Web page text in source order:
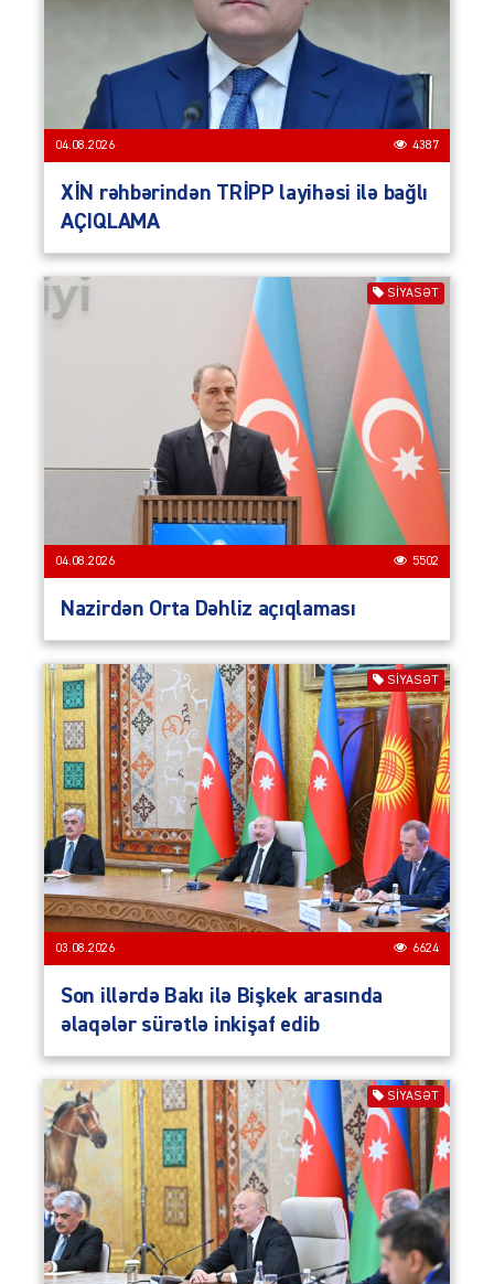
04.08.2026 4387
XİN rəhbərindən TRİPP layihəsi ilə bağlı
AÇIQLAMA
SIYASƏT
04.08.2026 5502
Nazirdən Orta Dəhliz açıqlaması
SIYASƏT
03.08.2026 6624
Son illərdə Bakı ilə Bişkek arasında
əlaqələr sürətlə inkişaf edib
SIYASƏT